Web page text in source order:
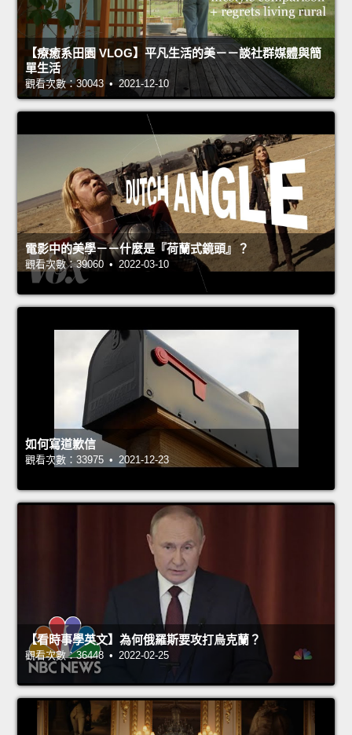
【療癒系田園 VLOG】平凡生活的美－－談社群媒體與簡
單生活
觀看次數：30043 • 2021-12-10
電影中的美學－－什麼是『荷蘭式鏡頭』？
觀看次數：39060 • 2022-03-10
如何寫道歉信
觀看次數：33975 • 2021-12-23
【看時事學英文】為何俄羅斯要攻打烏克蘭？
觀看次數：36448 • 2022-02-25